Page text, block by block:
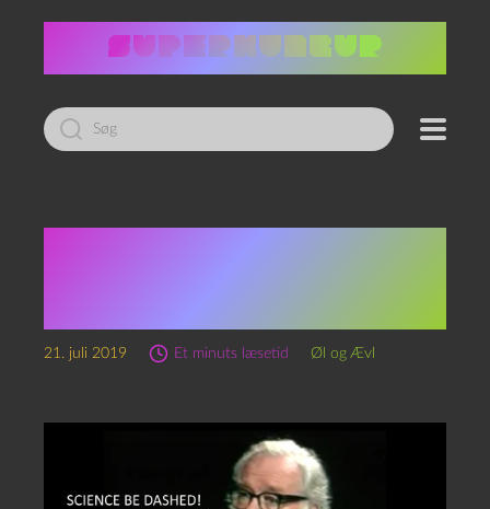
Led
efter:
21. juli 2019 Et minuts læsetid Øl og Ævl